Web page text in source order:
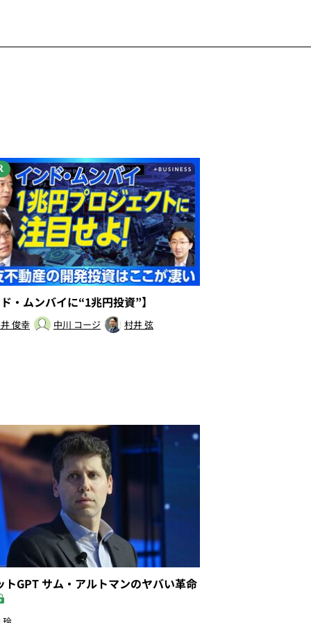
ド・ムンバイに“1兆円投資”】
俊幸 中川 コージ 村井 弦
トGPT サム・アルトマンのヤバい革命